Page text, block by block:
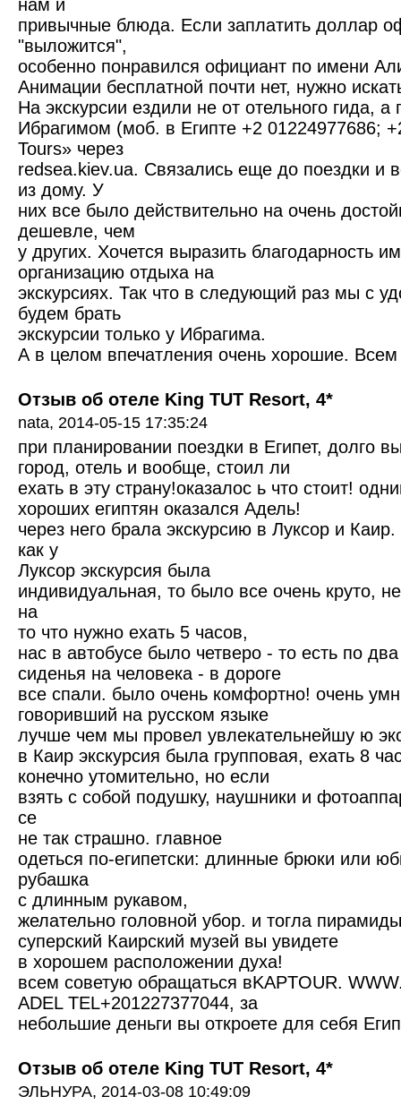
нам и
привычные блюда. Если заплатить доллар
"выложится",
особенно понравился официант по имени
Анимации бесплатной почти нет, нужно
На экскурсии ездили не от отельного гида,
Ибрагимом (моб. в Египте +2 01224977686;
Tours» через
redsea.kiev.ua. Связались еще до поездки и
из дому. У
них все было действительно на очень
дешевле, чем
у других. Хочется выразить благодарность
организацию отдыха на
экскурсиях. Так что в следующий раз мы с
будем брать
экскурсии только у Ибрагима.
А в целом впечатления очень хорошие. Всем
Отзыв об отеле King TUT Resort, 4*
nata, 2014-05-15 17:35:24
при планировании поездки в Египет, долго
город, отель и вообще, стоил ли
ехать в эту страну!оказалос ь что стоит!
хороших египтян оказался Адель!
через него брала экскурсию в Луксор и Каир.
как у
Луксор экскурсия была
индивидуальная, то было все очень круто,
на
то что нужно ехать 5 часов,
нас в автобусе было четверо - то есть по
сиденья на человека - в дороге
все спали. было очень комфортно! очень
говоривший на русском языке
лучше чем мы провел увлекательнейшу ю
в Каир экскурсия была групповая, ехать 8
конечно утомительно, но если
взять с собой подушку, наушники и
се
не так страшно. главное
одеться по-египетски: длинные брюки или
рубашка
с длинным рукавом,
желательно головной убор. и тогла
суперский Каирский музей вы увидете
в хорошем расположении духа!
всем советую обращаться вKAPTOUR.
ADEL TEL+201227377044, за
небольшие деньги вы откроете для себя
Отзыв об отеле King TUT Resort, 4*
ЭЛЬНУРА, 2014-03-08 10:49:09